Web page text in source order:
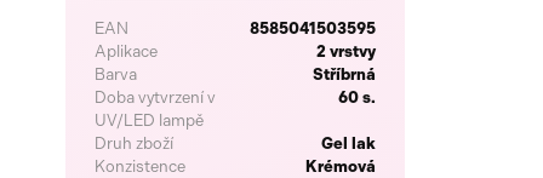
EAN
8585041503595
Aplikace
2 vrstvy
Barva
Stříbrná
Doba vytvrzení v
UV/LED lampě
60 s.
Druh zboží
Gel lak
Konzistence
Krémová